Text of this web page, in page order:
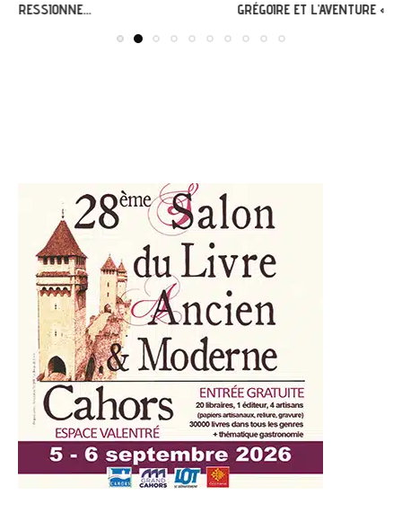
GRÉGOIRE ET L’AVENTURE « G’VÉLO » À MERCUÈS...